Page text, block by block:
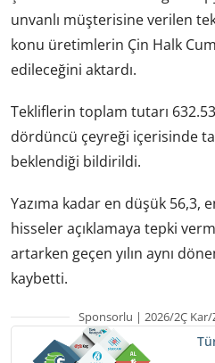
unvanlı müşterisine verilen
konu üretimlerin Çin Halk
edileceğini aktardı.
Tekliflerin toplam tutarı
dördüncü çeyreği içerisinde
beklendiği bildirildi.
Yazıma kadar en düşük 56,3,
hisseler açıklamaya tepki
artarken geçen yılın aynı
kaybetti.
Sponsorlu | 2026/2Ç Kar/